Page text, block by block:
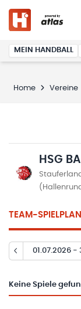
MEIN HANDBALL
Home Vereine
HSG
TEAM-SPIELPLAN
01.07.2026 -
Keine Spiele